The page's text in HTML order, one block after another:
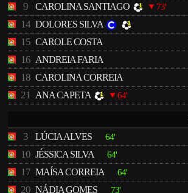
9 CAROLINA SANTIAGO 73'
14 DOLORES SILVA
15 CAROLE COSTA
16 ANDREIA FARIA
18 CAROLINA CORREIA
21 ANA CAPETA 64'
3
LÚCIA ALVES 64'
10 JÉSSICA SILVA 64'
17 MAÍSA CORREIA 64'
20 NÁDIA GOMES 73'